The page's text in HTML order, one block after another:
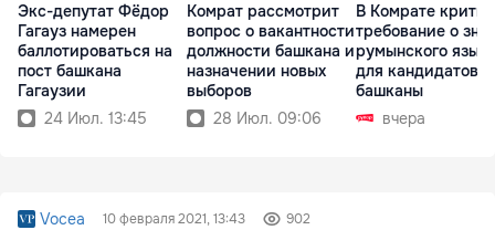
Экс-депутат Фёдор
Гагауз намерен
баллотироваться на
пост башкана
Гагаузии
24 Июл. 13:45
Комрат рассмотрит
вопрос о вакантности
должности башкана и
назначении новых
выборов
28 Июл. 09:06
В Комрате
требование о
румынского
для кандидатов в
башканы
вчера
Vocea 10 февраля 2021, 13:43 902